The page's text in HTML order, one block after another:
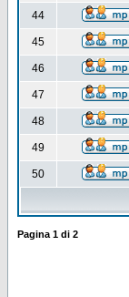
44
45
46
47
48
49
50
Pagina 1 di 2